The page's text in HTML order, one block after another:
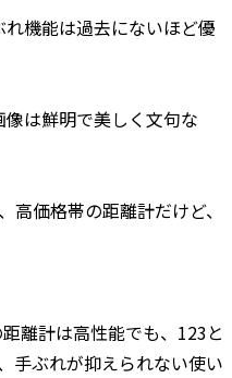
機能は過去にないほど優
は鮮明で美しく文句な
価格帯の距離計だけど、
離計は高性能でも、123と
手ぶれが抑えられない使い